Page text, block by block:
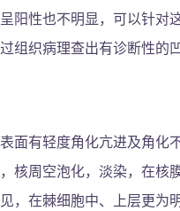
阳性也不明显，可以针对
组织病理查出有诊断性的
面有轻度角化亢进及角化
核周空泡化，淡染，在核
，在棘细胞中、上层更为明